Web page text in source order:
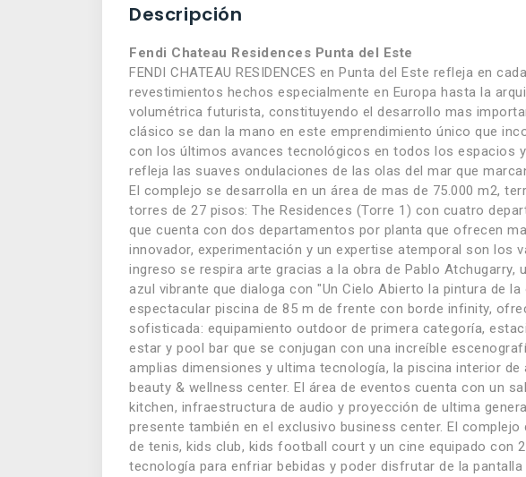
Descripción
Fendi Chateau Residences Punta del Este
FENDI CHATEAU RESIDENCES en Punta del Este refleja en
revestimientos hechos especialmente en Europa hasta la
volumétrica futurista, constituyendo el desarrollo mas
clásico se dan la mano en este emprendimiento único que
con los últimos avances tecnológicos en todos los espacios
refleja las suaves ondulaciones de las olas del mar que
El complejo se desarrolla en un área de mas de 75.000 m2,
torres de 27 pisos: The Residences (Torre 1) con cuatro
que cuenta con dos departamentos por planta que ofrecen
innovador, experimentación y un expertise atemporal son los
ingreso se respira arte gracias a la obra de Pablo Atchugarry,
azul vibrante que dialoga con "Un Cielo Abierto la pintura de
espectacular piscina de 85 m de frente con borde infinity,
sofisticada: equipamiento outdoor de primera categoría,
estar y pool bar que se conjugan con una increíble
amplias dimensiones y ultima tecnología, la piscina interior
beauty & wellness center. El área de eventos cuenta con un
kitchen, infraestructura de audio y proyección de ultima
presente también en el exclusivo business center. El
de tenis, kids club, kids football court y un cine equipado con
tecnología para enfriar bebidas y poder disfrutar de la